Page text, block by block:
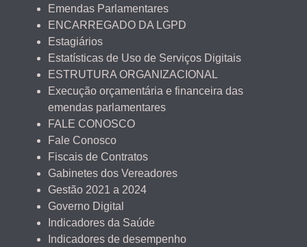
Emendas Parlamentares
ENCARREGADO DA LGPD
Estagiários
Estatísticas de Uso de Serviços Digitais
ESTRUTURA ORGANIZACIONAL
Execução orçamentária e financeira das
emendas parlamentares
FALE CONOSCO
Fale Conosco
Fiscais de Contratos
Gabinetes dos Vereadores
Gestão 2021 a 2024
Governo Digital
Indicadores da Saúde
Indicadores de desempenho